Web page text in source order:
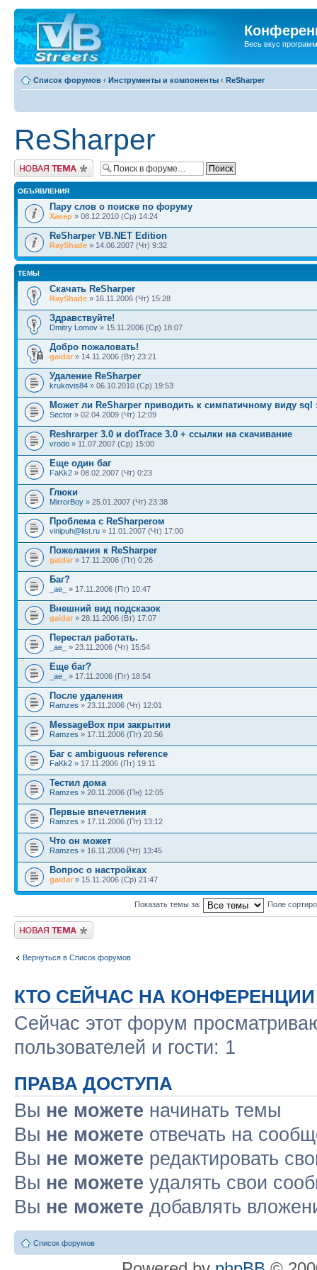
Весь вкус
Список форумов ‹ Инструменты и компоненты ‹ ReSharper
ReSharper
Новая тема
ОБЪЯВЛЕНИЯ
Пару слов о поиске по форуму
Хакер » 08.12.2010 (Ср) 14:24
ReSharper VB.NET Edition
RayShade » 14.06.2007 (Чт) 9:32
ТЕМЫ
Скачать ReSharper
RayShade » 16.11.2006 (Чт) 15:28
Здравствуйте!
Dmitry Lomov » 15.11.2006 (Ср) 18:07
Добро пожаловать!
gaidar » 14.11.2006 (Вт) 23:21
Удаление ReSharper
krukovis84 » 06.10.2010 (Ср) 19:53
Может ли ReSharper приводить к симпатичному виду sql
Sector » 02.04.2009 (Чт) 12:09
Reshrarper 3.0 и dotTrace 3.0 + ссылки на скачивание
vrodo » 11.07.2007 (Ср) 15:00
Еще один баг
FaKk2 » 08.02.2007 (Чт) 0:23
Глюки
MirrorBoy » 25.01.2007 (Чт) 23:38
Проблема с ReSharperом
vinipuh@list.ru » 11.01.2007 (Чт) 17:00
Пожелания к ReSharper
gaidar » 17.11.2006 (Пт) 0:26
Баг?
_ae_ » 17.11.2006 (Пт) 10:47
Внешний вид подсказок
gaidar » 28.11.2006 (Вт) 17:07
Перестал работать.
_ae_ » 23.11.2006 (Чт) 15:54
Еще баг?
_ae_ » 17.11.2006 (Пт) 18:54
После удаления
Ramzes » 23.11.2006 (Чт) 12:01
MessageBox при закрытии
Ramzes » 17.11.2006 (Пт) 20:56
Баг с ambiguous reference
FaKk2 » 17.11.2006 (Пт) 19:11
Тестил дома
Ramzes » 20.11.2006 (Пн) 12:05
Первые впечетления
Ramzes » 17.11.2006 (Пт) 13:12
Что он может
Ramzes » 16.11.2006 (Чт) 13:45
Вопрос о настройках
gaidar » 15.11.2006 (Ср) 21:47
Показать темы за: Поле
Новая тема
Вернуться в Список форумов
КТО СЕЙЧАС НА КОНФЕРЕНЦИИ
Сейчас этот форум
пользователей и гости: 1
ПРАВА ДОСТУПА
Вы не можете начинать темы
Вы не можете отвечать на
Вы не можете редактировать
Вы не можете удалять свои
Вы не можете добавлять
Список форумов